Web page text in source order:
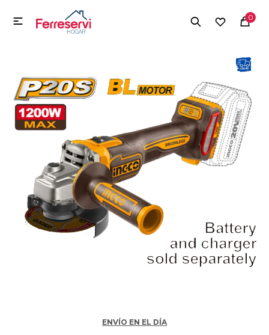
0

ENVÍO EN EL DÍA
MI CUENTA
Herramientas y Construcción
Electrodomésticos
Tecnología
Deportes